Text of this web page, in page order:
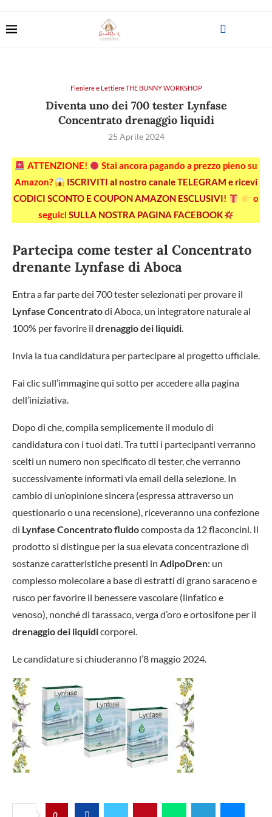
Fieniere e Lettiere THE BUNNY WORKSHOP
Diventa uno dei 700 tester Lynfase
Concentrato drenaggio liquidi
25 Aprile 2024
ATTENZIONE!
Stai ancora pagando a prezzo pieno su
Amazon?
ISCRIVITI al nostro canale TELEGRAM e ricevi
CODICI SCONTO E COUPON AMAZON ESCLUSIVI!
o
seguiciSULLA NOSTRA PAGINA FACEBOOK
Partecipa come tester al Concentrato
drenante Lynfase di Aboca
Entra a far parte dei 700 tester selezionati per provare il
Lynfase Concentratodi Aboca, un integratore naturale al
100% per favorire il drenaggio dei liquidi.
Invia la tua candidatura per partecipare al progetto ufficiale.
Fai clic sull’immagine qui sotto per accedere alla pagina
dell’iniziativa.
Dopo di che, compila semplicemente il modulo di
candidatura con i tuoi dati. Tra tutti i partecipanti verranno
scelti un numero non specificato di tester, che verranno
successivamente informati via email della selezione. In
cambio di un’opinione sincera (espressa attraverso un
questionario o una recensione), riceveranno una confezione
di Lynfase Concentrato fluidocomposta da 12 flaconcini. Il
prodotto si distingue per la sua elevata concentrazione di
sostanze caratteristiche presenti in AdipoDren: un
complesso molecolare a base di estratti di grano saraceno e
rusco per favorire il benessere vascolare (linfatico e
venoso), nonché di tarassaco, verga d’oro e ortosifone per il
drenaggio dei liquidicorporei.
Le candidature si chiuderanno l’8 maggio 2024.